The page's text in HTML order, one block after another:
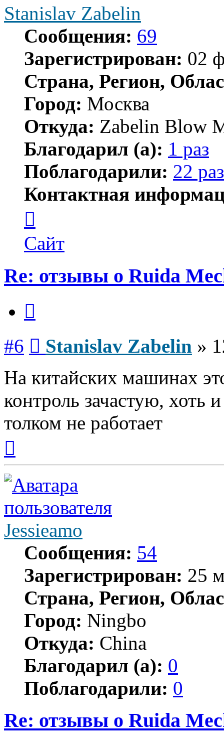
Stanislav Zabelin
Сообщения: 69
Зарегистрирован: 02
Страна, Регион,
Город: Москва
Откуда: Zabelin Blow
Благодарил (а): 1 раз
Поблагодарили: 22
Контактная
пользователя
Stanislav
Zabelin
Сайт
Re: отзывы о Ruida
#6 Stanislav Zabelin »
На китайских машинах
контроль зачастую, хоть
толком не работает
началу
Jessieamo
Сообщения: 54
Зарегистрирован: 25
Страна, Регион,
Город: Ningbo
Откуда: China
Благодарил (а): 0
Поблагодарили: 0
Re: отзывы о Ruida